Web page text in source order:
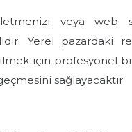
veya web
Yerel pazardaki
için profesyonel
sağlayacaktır.